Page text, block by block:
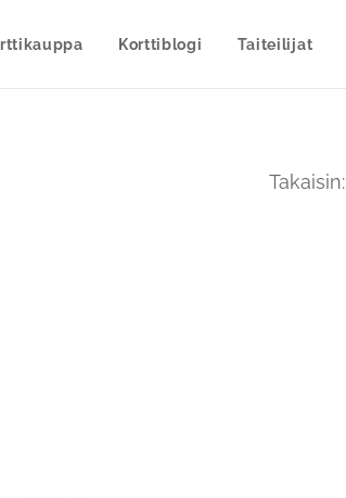
Korttiblogi Taiteilijat
Takaisin: